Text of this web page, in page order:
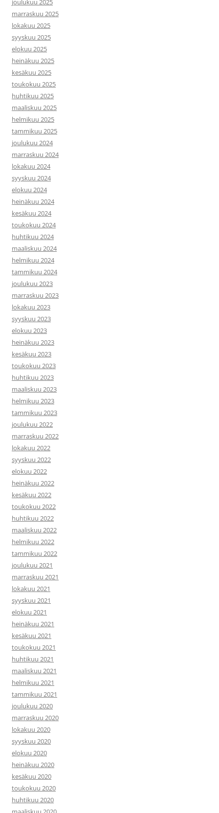
joulukuu 2025
marraskuu 2025
lokakuu 2025
syyskuu 2025
elokuu 2025
heinäkuu 2025
kesäkuu 2025
toukokuu 2025
huhtikuu 2025
maaliskuu 2025
helmikuu 2025
tammikuu 2025
joulukuu 2024
marraskuu 2024
lokakuu 2024
syyskuu 2024
elokuu 2024
heinäkuu 2024
kesäkuu 2024
toukokuu 2024
huhtikuu 2024
maaliskuu 2024
helmikuu 2024
tammikuu 2024
joulukuu 2023
marraskuu 2023
lokakuu 2023
syyskuu 2023
elokuu 2023
heinäkuu 2023
kesäkuu 2023
toukokuu 2023
huhtikuu 2023
maaliskuu 2023
helmikuu 2023
tammikuu 2023
joulukuu 2022
marraskuu 2022
lokakuu 2022
syyskuu 2022
elokuu 2022
heinäkuu 2022
kesäkuu 2022
toukokuu 2022
huhtikuu 2022
maaliskuu 2022
helmikuu 2022
tammikuu 2022
joulukuu 2021
marraskuu 2021
lokakuu 2021
syyskuu 2021
elokuu 2021
heinäkuu 2021
kesäkuu 2021
toukokuu 2021
huhtikuu 2021
maaliskuu 2021
helmikuu 2021
tammikuu 2021
joulukuu 2020
marraskuu 2020
lokakuu 2020
syyskuu 2020
elokuu 2020
heinäkuu 2020
kesäkuu 2020
toukokuu 2020
huhtikuu 2020